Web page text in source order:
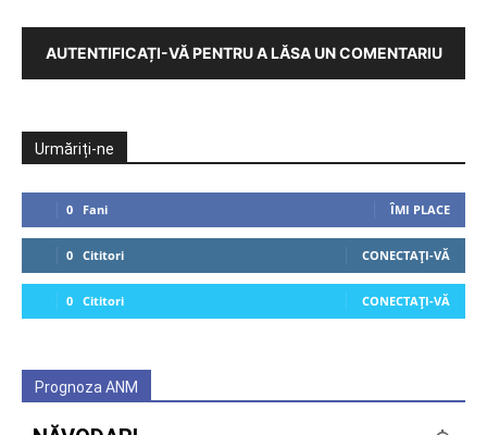
AUTENTIFICAȚI-VĂ PENTRU A LĂSA UN COMENTARIU
Urmăriți-ne
0 Fani ÎMI PLACE
0 Cititori CONECTAȚI-VĂ
0 Cititori CONECTAȚI-VĂ
Prognoza ANM